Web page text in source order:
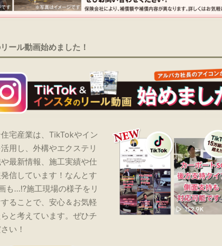
ール動画始めました！
宅産業は、TikTokやイン
用し、外構やエクステリ
最新情報、施工実績や仕
信しています！なんとす
も…!?施工現場の様子をリ
ることで、安心＆お気軽
と考えています。ぜひチ
い！